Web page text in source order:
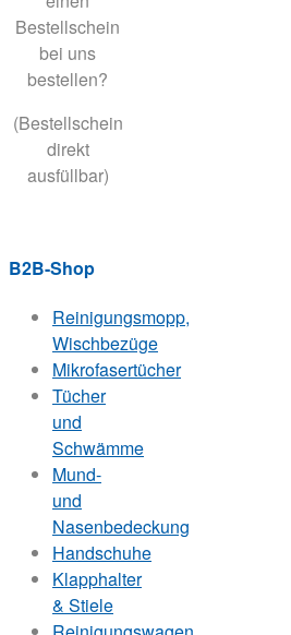
Bestellschein
bei uns
bestellen?
(Bestellschein
direkt
ausfüllbar)
B2B-Shop
Reinigungsmopp,
Wischbezüge
Mikrofasertücher
Tücher
und
Schwämme
Mund-
und
Nasenbedeckung
Handschuhe
Klapphalter
& Stiele